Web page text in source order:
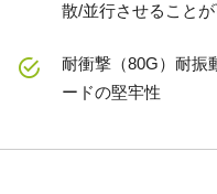
散/並行させることが
耐衝撃（80G）耐振
ードの堅牢性